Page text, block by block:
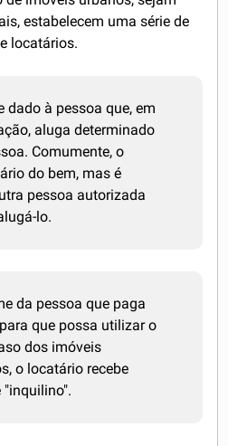
estabelecem uma série de
locatários.
dado à pessoa que, em
aluga determinado
Comumente, o
do bem, mas é
pessoa autorizada
lo.
da pessoa que paga
que possa utilizar o
dos imóveis
o locatário recebe